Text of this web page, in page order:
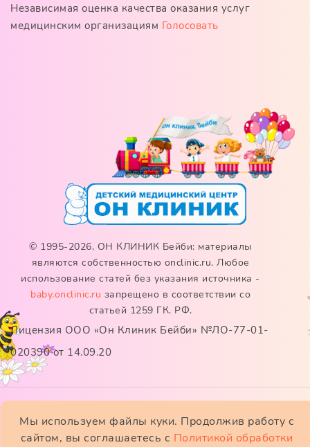
Мы используем файлы куки. Продолжив работу с
сайтом, вы соглашаетесь с Политикой обработки
Независимая оценка качества оказания услуг
медицинским организациям Голосовать
© 1995-2026, ОН КЛИНИК Бейби: материалы
являются собственностью onclinic.ru. Любое
использование статей без указания источника -
baby.onclinic.ru запрещено в соответствии со
статьей 1259 ГК. РФ.
Лицензия ООО «Он Клиник Бейби» №ЛО-77-01-
020390 от 14.09.20
ИМЕЮТСЯ ПРОТИВОПОКАЗАНИЯ. НЕОБХОДИМО
ПРОКОНСУЛЬТИРОВАТЬСЯ СО СПЕЦИАЛИСТОМ